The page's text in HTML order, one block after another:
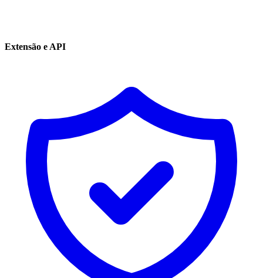
Extensão e API